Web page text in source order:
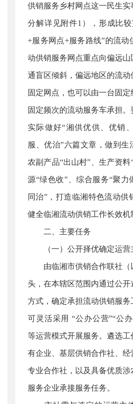
供销服务乡村网点这一民生实
分解详见附件1），形成比
+服务网点+服务路线”的流动
动供销服务网点重点向偏远山
通盲区倾斜，偏远地区的流动
固定网点，也可以由一台固定
固定频次的流动服务车承担
实际做好“湘供优供、优销
服、优治”六篇文章，做到生
农副产品“出山村”、生产资料
源“绿色收”、综合服务“聚力
同治”，打造临湘特色流动供
健全临湘流动供销工作长效机
二、主要任务
（一）公开择优确定运营
由临湘市供销合作联社（
头，在本辖区范围内通过公开
方式，确定承担流动供销服务
可灵活采用 “公办公营”“公
等运营模式开展服务。遴选工
有企业、基层供销合作社、经
专业合作社，以及具备优质涉
服务企业承接服务任务。